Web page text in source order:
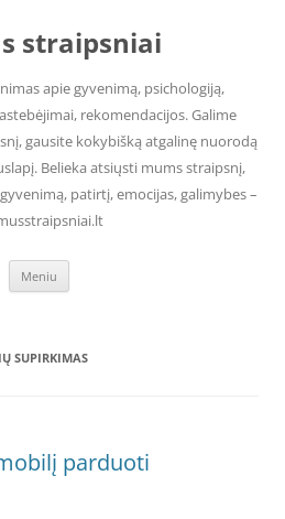
straipsniai
apie gyvenimą, psichologiją,
rekomendacijos. Galime
gausite kokybišką atgalinę nuorodą
Belieka atsiųsti mums straipsnį,
patirtį, emocijas, galimybes –
Meniu
SUPIRKIMAS
parduoti